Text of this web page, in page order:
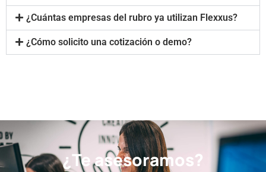
¿Cuántas empresas del rubro ya utilizan Flexxus?
¿Cómo solicito una cotización o demo?
¿Te asesoramos?